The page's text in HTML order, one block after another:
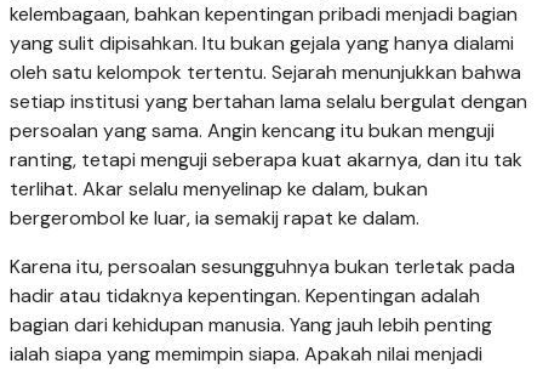
kelembagaan, bahkan kepentingan pribadi menjadi bagian
yang sulit dipisahkan. Itu bukan gejala yang hanya dialami
oleh satu kelompok tertentu. Sejarah menunjukkan bahwa
setiap institusi yang bertahan lama selalu bergulat dengan
persoalan yang sama. Angin kencang itu bukan menguji
ranting, tetapi menguji seberapa kuat akarnya, dan itu tak
terlihat. Akar selalu menyelinap ke dalam, bukan
bergerombol ke luar, ia semakij rapat ke dalam.
Karena itu, persoalan sesungguhnya bukan terletak pada
hadir atau tidaknya kepentingan. Kepentingan adalah
bagian dari kehidupan manusia. Yang jauh lebih penting
ialah siapa yang memimpin siapa. Apakah nilai menjadi